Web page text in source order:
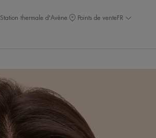
Station thermale d'Avène Points de venteFR